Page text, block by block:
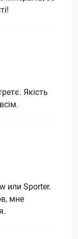
Якість
или Sporter.
мне